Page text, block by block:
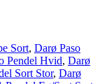
Sort, Darø Paso
Pendel Hvid, Darø
Sort Stor, Darø